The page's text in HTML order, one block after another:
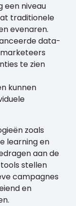
een niveau
traditionele
evenaren.
data-
te zien
kunnen
zoals
learning en
aan de
stellen
campagnes
en